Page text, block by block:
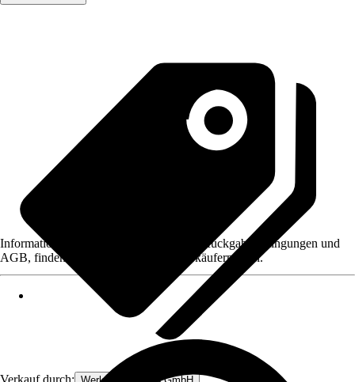
Verkauf durch:
Informationen des Verkäufers, wie z. B. Rückgabebedingungen und
AGB, finden Sie bei Klick auf den Verkäufernamen.